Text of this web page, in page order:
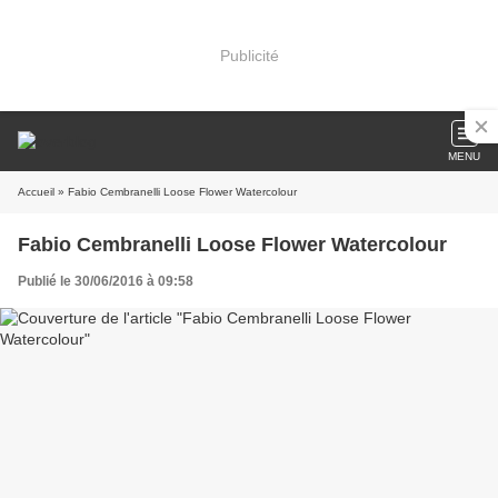
Publicité
MENU
Accueil » Fabio Cembranelli Loose Flower Watercolour
Fabio Cembranelli Loose Flower Watercolour
Publié le 30/06/2016 à 09:58